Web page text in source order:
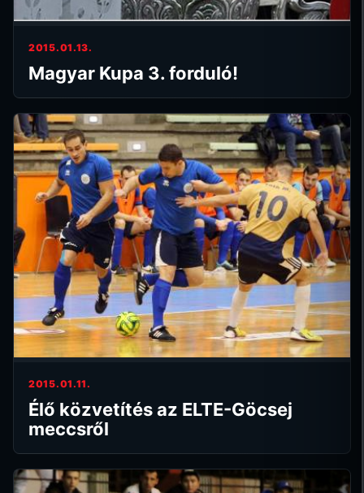
2015.01.13.
Magyar Kupa 3. forduló!
2015.01.11.
Élő közvetítés az ELTE-Göcsej
meccsről